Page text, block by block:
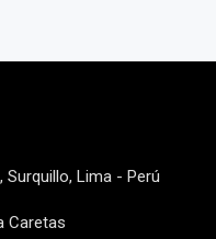
Surquillo, Lima - Perú
Caretas